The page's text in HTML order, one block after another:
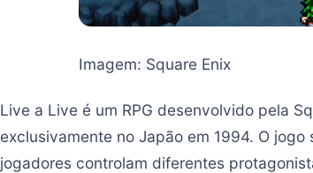
Imagem: Square Enix
Live a Live é um RPG desenvolvido pela
exclusivamente no Japão em 1994. O
jogadores controlam diferentes